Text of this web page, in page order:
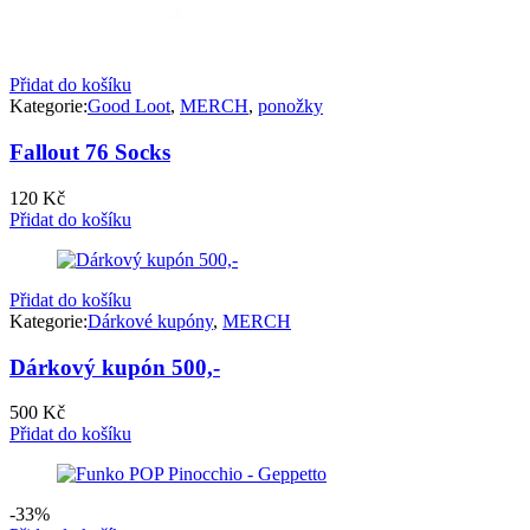
Přidat do košíku
Kategorie:Good Loot, MERCH, ponožky
Fallout 76 Socks
120 Kč
Přidat do košíku
Přidat do košíku
Kategorie:Dárkové kupóny, MERCH
Dárkový kupón 500,-
500 Kč
Přidat do košíku
-33%